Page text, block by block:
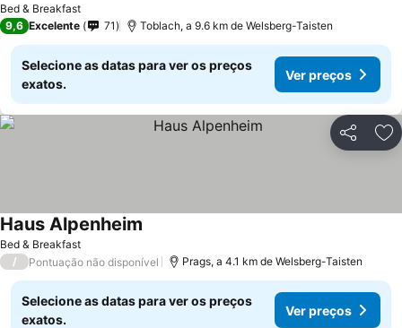
Bed & Breakfast
9,6 Excelente 71 Toblach, a 9.6 km de Welsberg-Taisten
Selecione as datas para ver os preços
exatos.
Ver preços
Partilhar
Bed & Breakfast
Haus Alpenheim
/ Pontuação não disponível Prags, a 4.1 km de Welsberg-Taisten
Selecione as datas para ver os preços
exatos.
Ver preços